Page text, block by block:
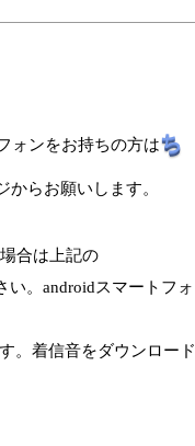
ォンをお持ちの方はち
からお願いします。
合は上記の
い。androidスマートフォ
。着信音をダウンロード